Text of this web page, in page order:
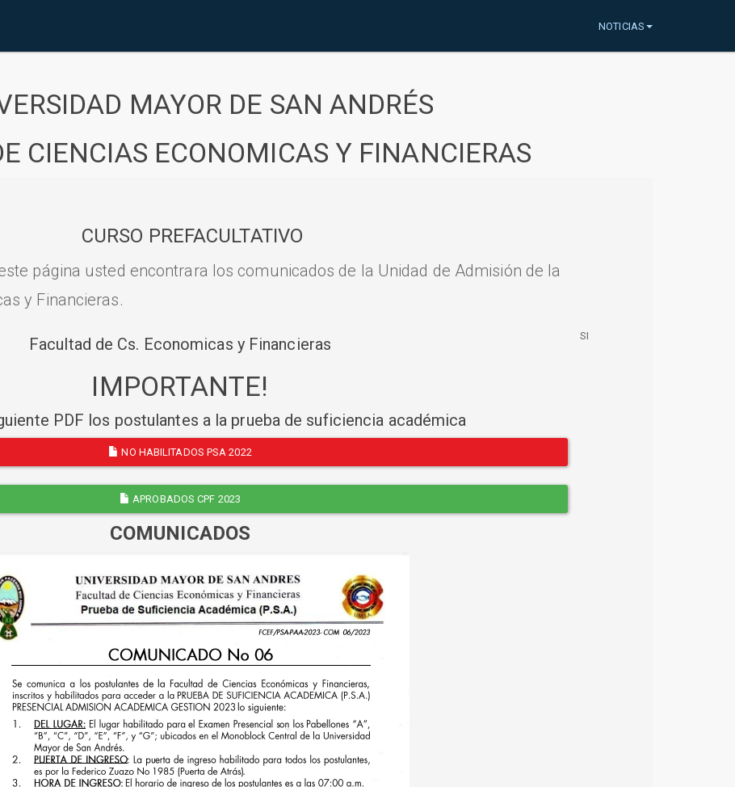
NOTICIAS
MAYOR DE SAN ANDRÉS
CIENCIAS ECONOMICAS Y FINANCIERAS
CURSO PREFACULTATIVO
página usted encontrara los comunicados de la Unidad de Admisión de la
y Financieras.
Facultad de Cs. Economicas y Financieras
IMPORTANTE!
PDF los postulantes a la prueba de suficiencia académica
NO HABILITADOS PSA 2022
APROBADOS CPF 2023
COMUNICADOS
SI